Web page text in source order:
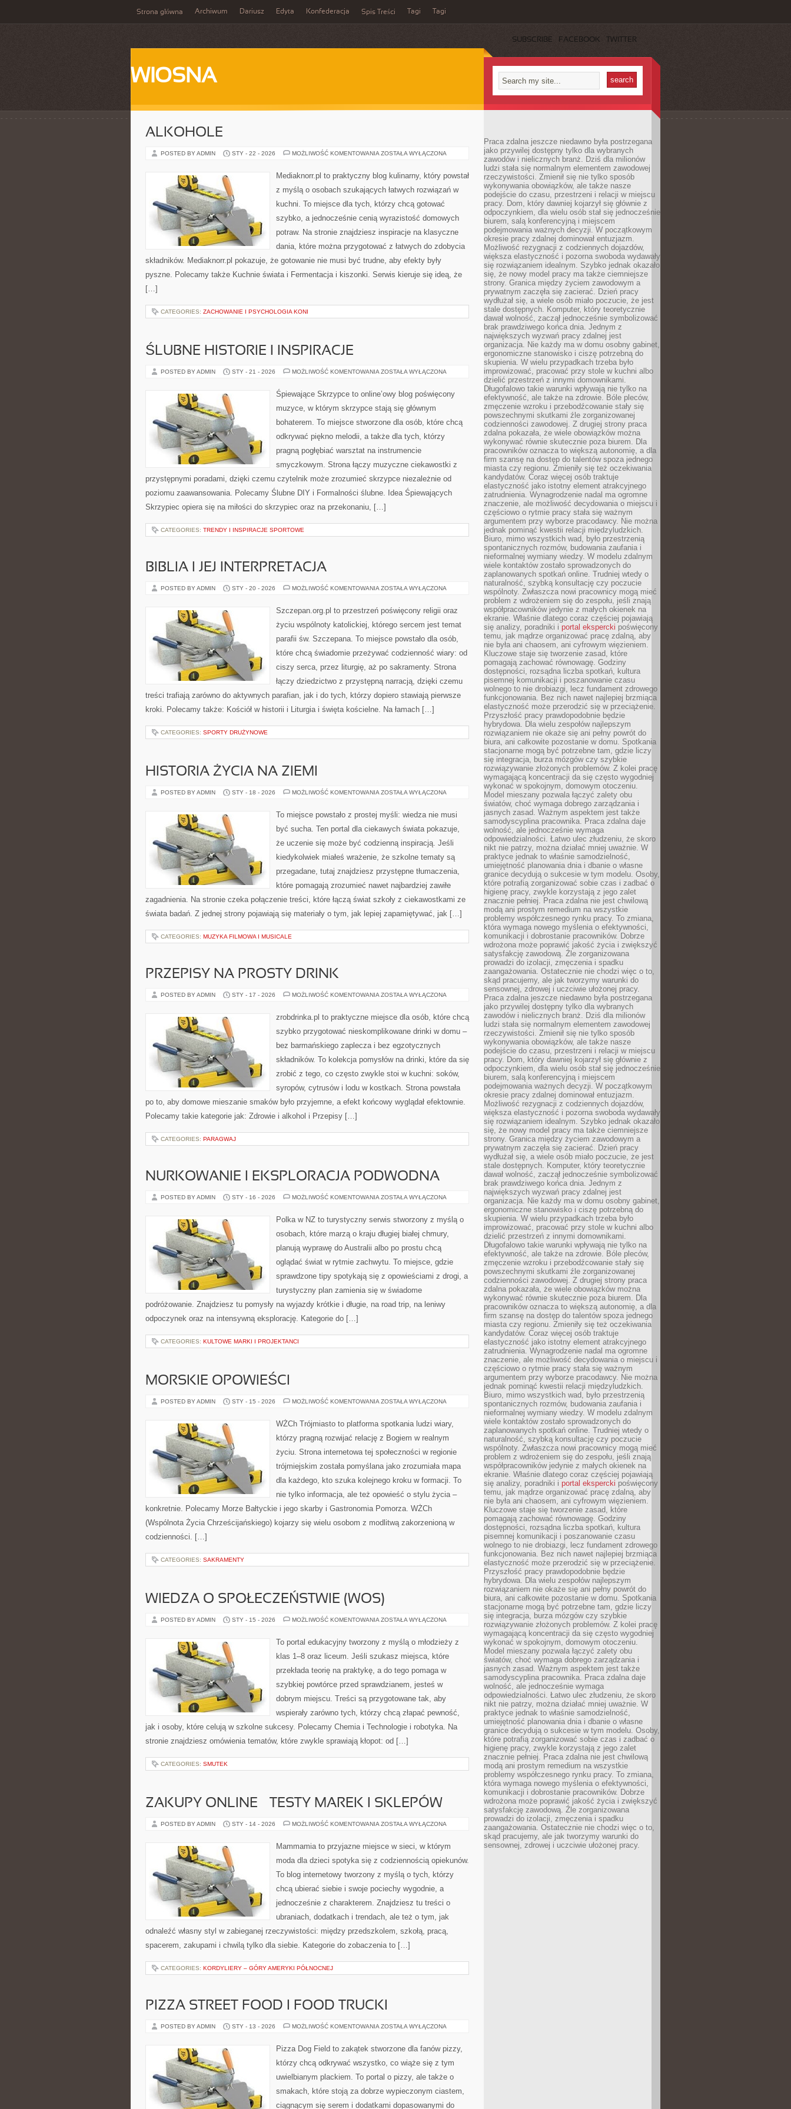
Strona główna Archiwum Dariusz Edyta Konfederacja Spis Treści Tagi Tagi
SUBSCRIBE FACEBOOK TWITTER
WIOSNA
ALKOHOLE
POSTED BY ADMIN STY - 22 - 2026 MOŻLIWOŚĆ KOMENTOWANIA ALKOHOLE
ZOSTAŁA WYŁĄCZONA
Mediaknorr.pl to praktyczny blog kulinarny, który powstał
z myślą o osobach szukających łatwych rozwiązań w
kuchni. To miejsce dla tych, którzy chcą gotować
szybko, a jednocześnie cenią wyrazistość domowych
potraw. Na stronie znajdziesz inspiracje na klasyczne
dania, które można przygotować z łatwych do zdobycia
składników. Mediaknorr.pl pokazuje, że gotowanie nie musi być trudne, aby efekty były
pyszne. Polecamy także Kuchnie świata i Fermentacja i kiszonki. Serwis kieruje się ideą, że
[…]
CATEGORIES: ZACHOWANIE I PSYCHOLOGIA KONI
ŚLUBNE HISTORIE I INSPIRACJE
POSTED BY ADMIN STY - 21 - 2026 MOŻLIWOŚĆ KOMENTOWANIA ŚLUBNE
INSPIRACJE
ZOSTAŁA WYŁĄCZONA
Śpiewające Skrzypce to online’owy blog poświęcony
muzyce, w którym skrzypce stają się głównym
bohaterem. To miejsce stworzone dla osób, które chcą
odkrywać piękno melodii, a także dla tych, którzy
pragną pogłębiać warsztat na instrumencie
smyczkowym. Strona łączy muzyczne ciekawostki z
przystępnymi poradami, dzięki czemu czytelnik może zrozumieć skrzypce niezależnie od
poziomu zaawansowania. Polecamy Ślubne DIY i Formalności ślubne. Idea Śpiewających
Skrzypiec opiera się na miłości do skrzypiec oraz na przekonaniu, […]
CATEGORIES: TRENDY I INSPIRACJE SPORTOWE
BIBLIA I JEJ INTERPRETACJA
POSTED BY ADMIN STY - 20 - 2026 MOŻLIWOŚĆ KOMENTOWANIA BIBLIA
INTERPRETACJA
ZOSTAŁA WYŁĄCZONA
Szczepan.org.pl to przestrzeń poświęcony religii oraz
życiu wspólnoty katolickiej, którego sercem jest temat
parafii św. Szczepana. To miejsce powstało dla osób,
które chcą świadomie przeżywać codzienność wiary: od
ciszy serca, przez liturgię, aż po sakramenty. Strona
łączy dziedzictwo z przystępną narracją, dzięki czemu
treści trafiają zarówno do aktywnych parafian, jak i do tych, którzy dopiero stawiają pierwsze
kroki. Polecamy także: Kościół w historii i Liturgia i święta kościelne. Na łamach […]
CATEGORIES: SPORTY DRUŻYNOWE
HISTORIA ŻYCIA NA ZIEMI
POSTED BY ADMIN STY - 18 - 2026 MOŻLIWOŚĆ KOMENTOWANIA HISTORIA
ZIEMI
ZOSTAŁA WYŁĄCZONA
To miejsce powstało z prostej myśli: wiedza nie musi
być sucha. Ten portal dla ciekawych świata pokazuje,
że uczenie się może być codzienną inspiracją. Jeśli
kiedykolwiek miałeś wrażenie, że szkolne tematy są
przegadane, tutaj znajdziesz przystępne tłumaczenia,
które pomagają zrozumieć nawet najbardziej zawiłe
zagadnienia. Na stronie czeka połączenie treści, które łączą świat szkoły z ciekawostkami ze
świata badań. Z jednej strony pojawiają się materiały o tym, jak lepiej zapamiętywać, jak […]
CATEGORIES: MUZYKA FILMOWA I MUSICALE
PRZEPISY NA PROSTY DRINK
POSTED BY ADMIN STY - 17 - 2026 MOŻLIWOŚĆ KOMENTOWANIA PRZEPISY
DRINK
ZOSTAŁA WYŁĄCZONA
zrobdrinka.pl to praktyczne miejsce dla osób, które chcą
szybko przygotować nieskomplikowane drinki w domu –
bez barmańskiego zaplecza i bez egzotycznych
składników. To kolekcja pomysłów na drinki, które da się
zrobić z tego, co często zwykle stoi w kuchni: soków,
syropów, cytrusów i lodu w kostkach. Strona powstała
po to, aby domowe mieszanie smaków było przyjemne, a efekt końcowy wyglądał efektownie.
Polecamy takie kategorie jak: Zdrowie i alkohol i Przepisy […]
CATEGORIES: PARAGWAJ
NURKOWANIE I EKSPLORACJA PODWODNA
POSTED BY ADMIN STY - 16 - 2026 MOŻLIWOŚĆ KOMENTOWANIA NURKOWANIE
PODWODNA
ZOSTAŁA WYŁĄCZONA
Polka w NZ to turystyczny serwis stworzony z myślą o
osobach, które marzą o kraju długiej białej chmury,
planują wyprawę do Australii albo po prostu chcą
oglądać świat w rytmie zachwytu. To miejsce, gdzie
sprawdzone tipy spotykają się z opowieściami z drogi, a
turystyczny plan zamienia się w świadome
podróżowanie. Znajdziesz tu pomysły na wyjazdy krótkie i długie, na road trip, na leniwy
odpoczynek oraz na intensywną eksplorację. Kategorie do […]
CATEGORIES: KULTOWE MARKI I PROJEKTANCI
MORSKIE OPOWIEŚCI
POSTED BY ADMIN STY - 15 - 2026 MOŻLIWOŚĆ KOMENTOWANIA MORSKIE
ZOSTAŁA WYŁĄCZONA
WŻCh Trójmiasto to platforma spotkania ludzi wiary,
którzy pragną rozwijać relację z Bogiem w realnym
życiu. Strona internetowa tej społeczności w regionie
trójmiejskim została pomyślana jako zrozumiała mapa
dla każdego, kto szuka kolejnego kroku w formacji. To
nie tylko informacja, ale też opowieść o stylu życia –
konkretnie. Polecamy Morze Bałtyckie i jego skarby i Gastronomia Pomorza. WŻCh
(Wspólnota Życia Chrześcijańskiego) kojarzy się wielu osobom z modlitwą zakorzenioną w
codzienności. […]
CATEGORIES: SAKRAMENTY
WIEDZA O SPOŁECZEŃSTWIE (WOS)
POSTED BY ADMIN STY - 15 - 2026 MOŻLIWOŚĆ KOMENTOWANIA WIEDZA
ZOSTAŁA WYŁĄCZONA
To portal edukacyjny tworzony z myślą o młodzieży z
klas 1–8 oraz liceum. Jeśli szukasz miejsca, które
przekłada teorię na praktykę, a do tego pomaga w
szybkiej powtórce przed sprawdzianem, jesteś w
dobrym miejscu. Treści są przygotowane tak, aby
wspierały zarówno tych, którzy chcą złapać pewność,
jak i osoby, które celują w szkolne sukcesy. Polecamy Chemia i Technologie i robotyka. Na
stronie znajdziesz omówienia tematów, które zwykle sprawiają kłopot: od […]
CATEGORIES: SMUTEK
ZAKUPY ONLINE – TESTY MAREK I SKLEPÓW
POSTED BY ADMIN STY - 14 - 2026 MOŻLIWOŚĆ KOMENTOWANIA ZAKUPY
MAREK
SKLEPÓW
ZOSTAŁA WYŁĄCZONA
Mammamia to przyjazne miejsce w sieci, w którym
moda dla dzieci spotyka się z codziennością opiekunów.
To blog internetowy tworzony z myślą o tych, którzy
chcą ubierać siebie i swoje pociechy wygodnie, a
jednocześnie z charakterem. Znajdziesz tu treści o
ubraniach, dodatkach i trendach, ale też o tym, jak
odnaleźć własny styl w zabieganej rzeczywistości: między przedszkolem, szkołą, pracą,
spacerem, zakupami i chwilą tylko dla siebie. Kategorie do zobaczenia to […]
CATEGORIES: KORDYLIERY – GÓRY AMERYKI PÓŁNOCNEJ
PIZZA STREET FOOD I FOOD TRUCKI
POSTED BY ADMIN STY - 13 - 2026 MOŻLIWOŚĆ KOMENTOWANIA PIZZA
FOOD
ZOSTAŁA WYŁĄCZONA
Pizza Dog Field to zakątek stworzone dla fanów pizzy,
którzy chcą odkrywać wszystko, co wiąże się z tym
uwielbianym plackiem. To portal o pizzy, ale także o
smakach, które stoją za dobrze wypieczonym ciastem,
ciągnącym się serem i dodatkami dopasowanymi do
Praca zdalna jeszcze niedawno była postrzegana
jako przywilej dostępny tylko dla wybranych
zawodów i nielicznych branż. Dziś dla milionów
ludzi stała się normalnym elementem zawodowej
rzeczywistości. Zmienił się nie tylko sposób
wykonywania obowiązków, ale także nasze
podejście do czasu, przestrzeni i relacji w miejscu
pracy. Dom, który dawniej kojarzył się głównie z
odpoczynkiem, dla wielu osób stał się jednocześnie
biurem, salą konferencyjną i miejscem
podejmowania ważnych decyzji. W początkowym
okresie pracy zdalnej dominował entuzjazm.
Możliwość rezygnacji z codziennych dojazdów,
większa elastyczność i pozorna swoboda wydawały
się rozwiązaniem idealnym. Szybko jednak okazało
się, że nowy model pracy ma także ciemniejsze
strony. Granica między życiem zawodowym a
prywatnym zaczęła się zacierać. Dzień pracy
wydłużał się, a wiele osób miało poczucie, że jest
stale dostępnych. Komputer, który teoretycznie
dawał wolność, zaczął jednocześnie symbolizować
brak prawdziwego końca dnia. Jednym z
największych wyzwań pracy zdalnej jest
organizacja. Nie każdy ma w domu osobny gabinet,
ergonomiczne stanowisko i ciszę potrzebną do
skupienia. W wielu przypadkach trzeba było
improwizować, pracować przy stole w kuchni albo
dzielić przestrzeń z innymi domownikami.
Długofalowo takie warunki wpływają nie tylko na
efektywność, ale także na zdrowie. Bóle pleców,
zmęczenie wzroku i przebodźcowanie stały się
powszechnymi skutkami źle zorganizowanej
codzienności zawodowej. Z drugiej strony praca
zdalna pokazała, że wiele obowiązków można
wykonywać równie skutecznie poza biurem. Dla
pracowników oznacza to większą autonomię, a dla
firm szansę na dostęp do talentów spoza jednego
miasta czy regionu. Zmieniły się też oczekiwania
kandydatów. Coraz więcej osób traktuje
elastyczność jako istotny element atrakcyjnego
zatrudnienia. Wynagrodzenie nadal ma ogromne
znaczenie, ale możliwość decydowania o miejscu i
częściowo o rytmie pracy stała się ważnym
argumentem przy wyborze pracodawcy. Nie można
jednak pominąć kwestii relacji międzyludzkich.
Biuro, mimo wszystkich wad, było przestrzenią
spontanicznych rozmów, budowania zaufania i
nieformalnej wymiany wiedzy. W modelu zdalnym
wiele kontaktów zostało sprowadzonych do
zaplanowanych spotkań online. Trudniej wtedy o
naturalność, szybką konsultację czy poczucie
wspólnoty. Zwłaszcza nowi pracownicy mogą mieć
problem z wdrożeniem się do zespołu, jeśli znają
współpracowników jedynie z małych okienek na
ekranie. Właśnie dlatego coraz częściej pojawiają
się analizy, poradniki i portal ekspercki poświęcony
temu, jak mądrze organizować pracę zdalną, aby
nie była ani chaosem, ani cyfrowym więzieniem.
Kluczowe staje się tworzenie zasad, które
pomagają zachować równowagę. Godziny
dostępności, rozsądna liczba spotkań, kultura
pisemnej komunikacji i poszanowanie czasu
wolnego to nie drobiazgi, lecz fundament zdrowego
funkcjonowania. Bez nich nawet najlepiej brzmiąca
elastyczność może przerodzić się w przeciążenie.
Przyszłość pracy prawdopodobnie będzie
hybrydowa. Dla wielu zespołów najlepszym
rozwiązaniem nie okaże się ani pełny powrót do
biura, ani całkowite pozostanie w domu. Spotkania
stacjonarne mogą być potrzebne tam, gdzie liczy
się integracja, burza mózgów czy szybkie
rozwiązywanie złożonych problemów. Z kolei pracę
wymagającą koncentracji da się często wygodniej
wykonać w spokojnym, domowym otoczeniu.
Model mieszany pozwala łączyć zalety obu
światów, choć wymaga dobrego zarządzania i
jasnych zasad. Ważnym aspektem jest także
samodyscyplina pracownika. Praca zdalna daje
wolność, ale jednocześnie wymaga
odpowiedzialności. Łatwo ulec złudzeniu, że skoro
nikt nie patrzy, można działać mniej uważnie. W
praktyce jednak to właśnie samodzielność,
umiejętność planowania dnia i dbanie o własne
granice decydują o sukcesie w tym modelu. Osoby,
które potrafią zorganizować sobie czas i zadbać o
higienę pracy, zwykle korzystają z jego zalet
znacznie pełniej. Praca zdalna nie jest chwilową
modą ani prostym remedium na wszystkie
problemy współczesnego rynku pracy. To zmiana,
która wymaga nowego myślenia o efektywności,
komunikacji i dobrostanie pracowników. Dobrze
wdrożona może poprawić jakość życia i zwiększyć
satysfakcję zawodową. Źle zorganizowana
prowadzi do izolacji, zmęczenia i spadku
zaangażowania. Ostatecznie nie chodzi więc o to,
skąd pracujemy, ale jak tworzymy warunki do
sensownej, zdrowej i uczciwie ułożonej pracy.
Praca zdalna jeszcze niedawno była postrzegana
jako przywilej dostępny tylko dla wybranych
zawodów i nielicznych branż. Dziś dla milionów
ludzi stała się normalnym elementem zawodowej
rzeczywistości. Zmienił się nie tylko sposób
wykonywania obowiązków, ale także nasze
podejście do czasu, przestrzeni i relacji w miejscu
pracy. Dom, który dawniej kojarzył się głównie z
odpoczynkiem, dla wielu osób stał się jednocześnie
biurem, salą konferencyjną i miejscem
podejmowania ważnych decyzji. W początkowym
okresie pracy zdalnej dominował entuzjazm.
Możliwość rezygnacji z codziennych dojazdów,
większa elastyczność i pozorna swoboda wydawały
się rozwiązaniem idealnym. Szybko jednak okazało
się, że nowy model pracy ma także ciemniejsze
strony. Granica między życiem zawodowym a
prywatnym zaczęła się zacierać. Dzień pracy
wydłużał się, a wiele osób miało poczucie, że jest
stale dostępnych. Komputer, który teoretycznie
dawał wolność, zaczął jednocześnie symbolizować
brak prawdziwego końca dnia. Jednym z
największych wyzwań pracy zdalnej jest
organizacja. Nie każdy ma w domu osobny gabinet,
ergonomiczne stanowisko i ciszę potrzebną do
skupienia. W wielu przypadkach trzeba było
improwizować, pracować przy stole w kuchni albo
dzielić przestrzeń z innymi domownikami.
Długofalowo takie warunki wpływają nie tylko na
efektywność, ale także na zdrowie. Bóle pleców,
zmęczenie wzroku i przebodźcowanie stały się
powszechnymi skutkami źle zorganizowanej
codzienności zawodowej. Z drugiej strony praca
zdalna pokazała, że wiele obowiązków można
wykonywać równie skutecznie poza biurem. Dla
pracowników oznacza to większą autonomię, a dla
firm szansę na dostęp do talentów spoza jednego
miasta czy regionu. Zmieniły się też oczekiwania
kandydatów. Coraz więcej osób traktuje
elastyczność jako istotny element atrakcyjnego
zatrudnienia. Wynagrodzenie nadal ma ogromne
znaczenie, ale możliwość decydowania o miejscu i
częściowo o rytmie pracy stała się ważnym
argumentem przy wyborze pracodawcy. Nie można
jednak pominąć kwestii relacji międzyludzkich.
Biuro, mimo wszystkich wad, było przestrzenią
spontanicznych rozmów, budowania zaufania i
nieformalnej wymiany wiedzy. W modelu zdalnym
wiele kontaktów zostało sprowadzonych do
zaplanowanych spotkań online. Trudniej wtedy o
naturalność, szybką konsultację czy poczucie
wspólnoty. Zwłaszcza nowi pracownicy mogą mieć
problem z wdrożeniem się do zespołu, jeśli znają
współpracowników jedynie z małych okienek na
ekranie. Właśnie dlatego coraz częściej pojawiają
się analizy, poradniki i portal ekspercki poświęcony
temu, jak mądrze organizować pracę zdalną, aby
nie była ani chaosem, ani cyfrowym więzieniem.
Kluczowe staje się tworzenie zasad, które
pomagają zachować równowagę. Godziny
dostępności, rozsądna liczba spotkań, kultura
pisemnej komunikacji i poszanowanie czasu
wolnego to nie drobiazgi, lecz fundament zdrowego
funkcjonowania. Bez nich nawet najlepiej brzmiąca
elastyczność może przerodzić się w przeciążenie.
Przyszłość pracy prawdopodobnie będzie
hybrydowa. Dla wielu zespołów najlepszym
rozwiązaniem nie okaże się ani pełny powrót do
biura, ani całkowite pozostanie w domu. Spotkania
stacjonarne mogą być potrzebne tam, gdzie liczy
się integracja, burza mózgów czy szybkie
rozwiązywanie złożonych problemów. Z kolei pracę
wymagającą koncentracji da się często wygodniej
wykonać w spokojnym, domowym otoczeniu.
Model mieszany pozwala łączyć zalety obu
światów, choć wymaga dobrego zarządzania i
jasnych zasad. Ważnym aspektem jest także
samodyscyplina pracownika. Praca zdalna daje
wolność, ale jednocześnie wymaga
odpowiedzialności. Łatwo ulec złudzeniu, że skoro
nikt nie patrzy, można działać mniej uważnie. W
praktyce jednak to właśnie samodzielność,
umiejętność planowania dnia i dbanie o własne
granice decydują o sukcesie w tym modelu. Osoby,
które potrafią zorganizować sobie czas i zadbać o
higienę pracy, zwykle korzystają z jego zalet
znacznie pełniej. Praca zdalna nie jest chwilową
modą ani prostym remedium na wszystkie
problemy współczesnego rynku pracy. To zmiana,
która wymaga nowego myślenia o efektywności,
komunikacji i dobrostanie pracowników. Dobrze
wdrożona może poprawić jakość życia i zwiększyć
satysfakcję zawodową. Źle zorganizowana
prowadzi do izolacji, zmęczenia i spadku
zaangażowania. Ostatecznie nie chodzi więc o to,
skąd pracujemy, ale jak tworzymy warunki do
sensownej, zdrowej i uczciwie ułożonej pracy.